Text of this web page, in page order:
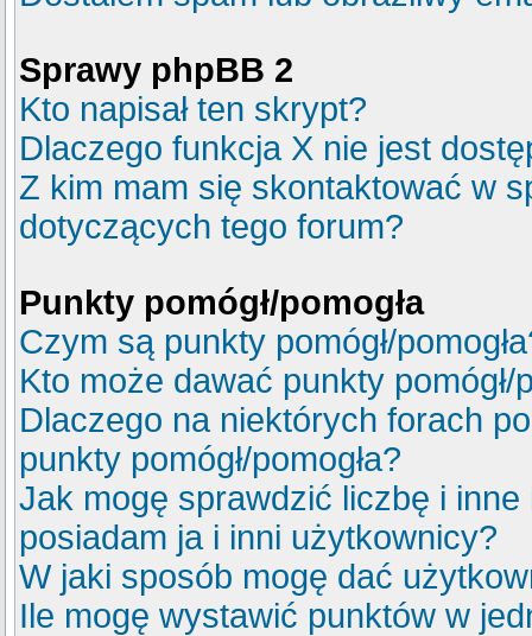
Sprawy phpBB 2
Kto napisał ten skrypt?
Dlaczego funkcja X nie jest
Z kim mam się skontaktować w
dotyczących tego forum?
Punkty pomógł/pomogła
Czym są punkty pomógł/
Kto może dawać punkty pomógł/
Dlaczego na niektórych forach
punkty pomógł/pomogła?
Jak mogę sprawdzić liczbę i
posiadam ja i inni użytkownicy?
W jaki sposób mogę dać
Ile mogę wystawić punktów w